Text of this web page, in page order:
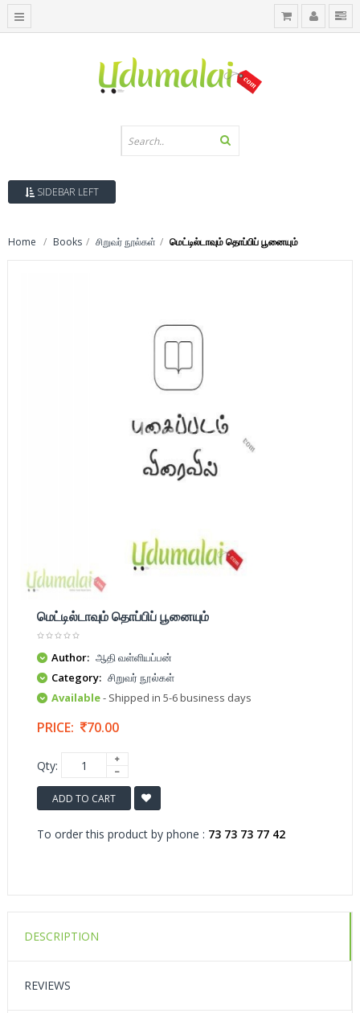
SIDEBAR LEFT
Home Books சிறுவர் நூல்கள் மெட்டில்டாவும் தொப்பிப் பூனையும்
மெட்டில்டாவும் தொப்பிப் பூனையும்
Author: ஆதி வள்ளியப்பன்
Category: சிறுவர் நூல்கள்
Available- Shipped in 5-6 business days
PRICE: 70.00
Qty:
ADD TO CART
To order this product by phone : 73 73 73 77 42
DESCRIPTION
REVIEWS